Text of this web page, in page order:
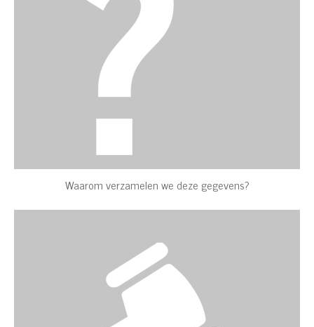
Waarom verzamelen we deze gegevens?